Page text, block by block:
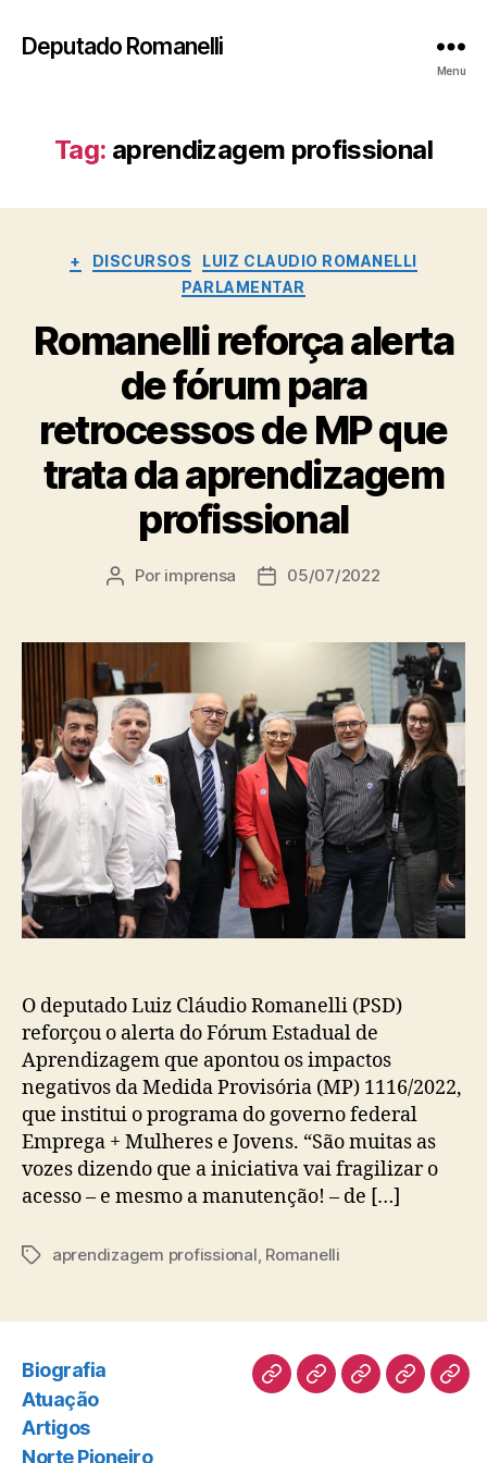
Deputado Romanelli
Menu
Tag: aprendizagem profissional
Categorias
+ DISCURSOS
LUIZ CLAUDIO ROMANELLI
PARLAMENTAR
Romanelli reforça alerta
de fórum para
retrocessos de MP que
trata da aprendizagem
profissional
Autor
Por imprensa
Data05/07/2022
O deputado Luiz Cláudio Romanelli (PSD)
reforçou o alerta do Fórum Estadual de
Aprendizagem que apontou os impactos
negativos da Medida Provisória (MP) 1116/2022,
que institui o programa do governo federal
Emprega + Mulheres e Jovens. “São muitas as
vozes dizendo que a iniciativa vai fragilizar o
acesso – e mesmo a manutenção! – de […]
Tagsaprendizagem profissional, Romanelli
Biografia
Atuação
Artigos
Norte Pioneiro
BiografiaAtuaçãoArtigosNorte